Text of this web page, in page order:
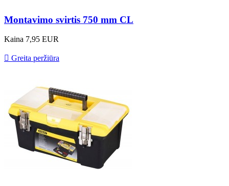
Montavimo svirtis 750 mm CL
Kaina 7,95 EUR
 Greita peržiūra